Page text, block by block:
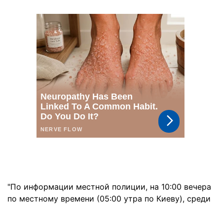
"По информации местной полиции, на 10:00 вечера
по местному времени (05:00 утра по Киеву), среди